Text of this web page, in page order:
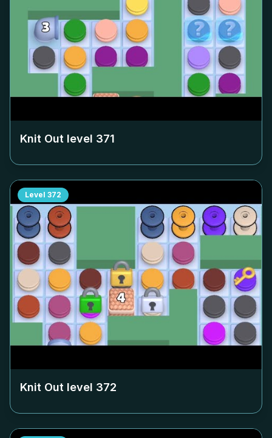
Knit Out level 371
Level 372
Knit Out level 372